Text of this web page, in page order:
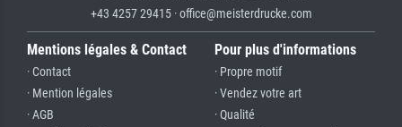
+43 4257 29415 · office@meisterdrucke.com
Mentions légales & Contact
· Contact
· Mention légales
· AGB
Pour plus d'informations
· Propre motif
· Vendez votre art
· Qualité